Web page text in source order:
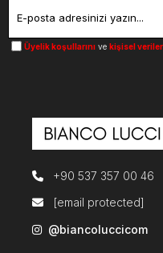
Üyelik koşullarını ve kişisel
+90 537 357 00 46
[email protected]
@biancoluccicom